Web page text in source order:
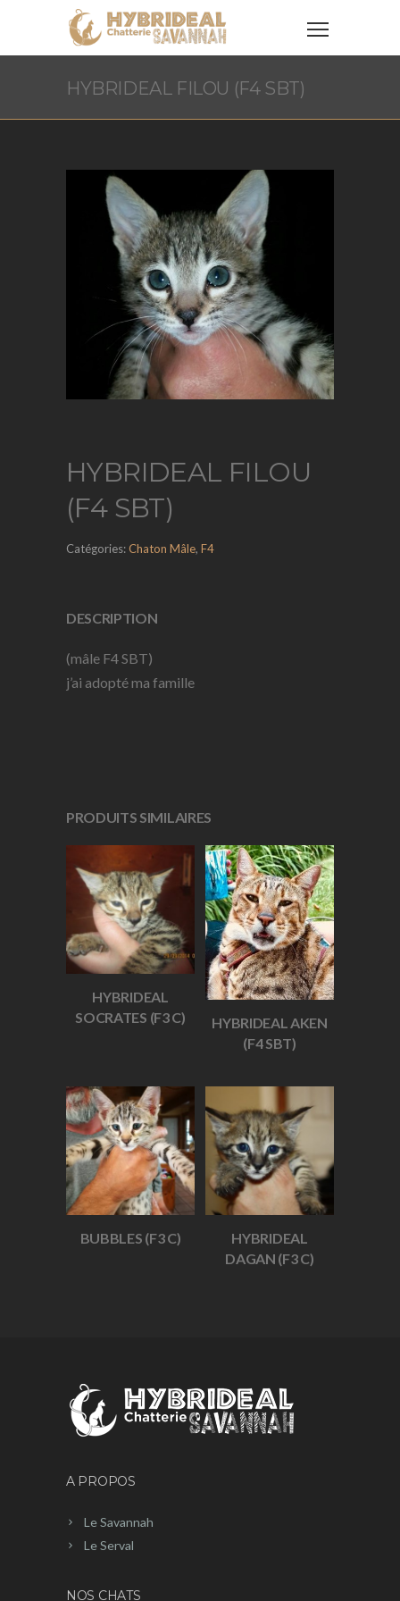
HYBRIDEAL FILOU (F4 SBT)
HYBRIDEAL FILOU
(F4 SBT)
Catégories:Chaton Mâle, F4
DESCRIPTION
(mâle F4 SBT)
j’ai adopté ma famille
PRODUITS SIMILAIRES
HYBRIDEAL
SOCRATES (F3 C)
HYBRIDEAL AKEN
(F4 SBT)
BUBBLES (F3 C)
HYBRIDEAL
DAGAN (F3 C)
A PROPOS
Le Savannah
Le Serval
NOS CHATS